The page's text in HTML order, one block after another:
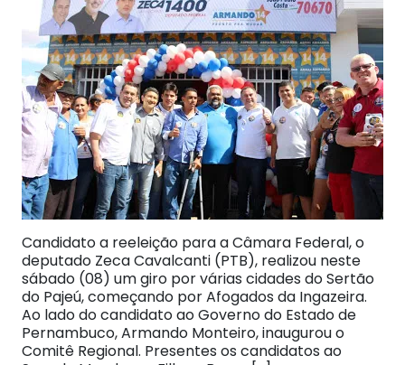
Candidato a reeleição para a Câmara Federal, o
deputado Zeca Cavalcanti (PTB), realizou neste
sábado (08) um giro por várias cidades do Sertão
do Pajeú, começando por Afogados da Ingazeira.
Ao lado do candidato ao Governo do Estado de
Pernambuco, Armando Monteiro, inaugurou o
Comitê Regional. Presentes os candidatos ao